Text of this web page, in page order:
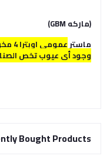
(ماركه GBM)
ماستر
وجود أى عيوب تخص
Bought Products